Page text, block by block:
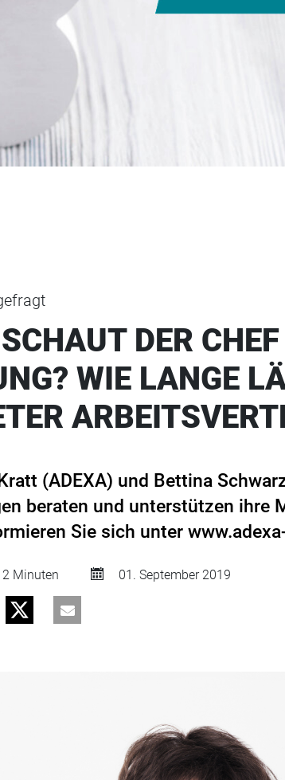
DER
WIE LANGE
(ADEXA) und Bettina
beraten und unterstützen ihre
Sie sich unter
2 Minuten 01. September 2019